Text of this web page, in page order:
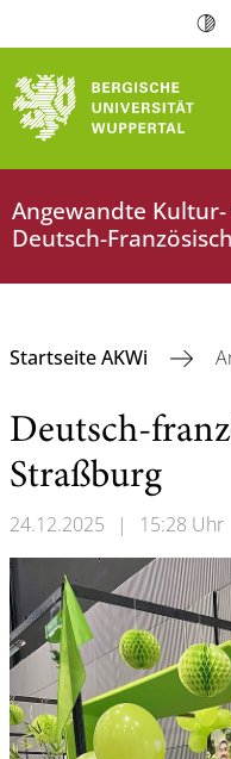
Angewandte
Deutsch-Französisch
Startseite AKWi
Deutsch-
Straßburg
24.12.2025 | 15:28 Uhr